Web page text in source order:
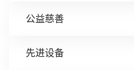
公益慈善
先进设备